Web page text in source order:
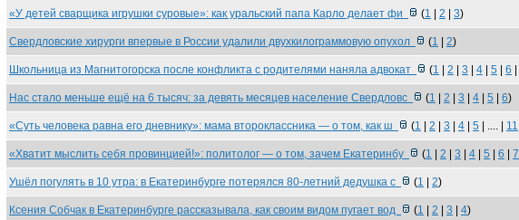
«У детей сварщика игрушки суровые»: как уральский папа Карло делает фи (1 2 3)
Свердловские хирурги впервые в России удалили двухкилограммовую опухол (1 2)
Школьница из Магнитогорска после конфликта с родителями наняла адвокат (1 2 3 4 5 6
Нас стало меньше ещё на 6 тысяч: за девять месяцев население Свердловс (1 2 3 4 5 6)
«Суть человека равна его дневнику»: мама второклассника — о том, как ш (1 2 3 4 5 | .... | 11
«Хватит мыслить себя провинцией!»: политолог — о том, зачем Екатеринбу (1 2 3 4 5 6 7
Ушёл погулять в 10 утра: в Екатеринбурге потерялся 80-летний дедушка с (1 2)
Ксения Собчак в Екатеринбурге рассказывала, как своим видом пугает вод (1 2 3 4)